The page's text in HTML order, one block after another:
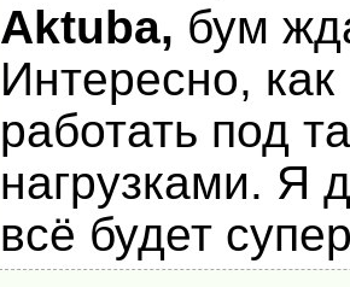
Aktuba, бум
Интересно, как
работать под
нагрузками. Я
всё будет